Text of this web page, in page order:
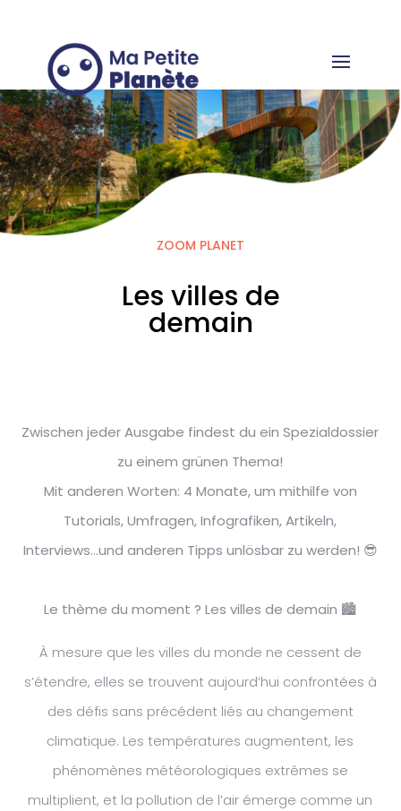
ZOOM PLANET
Les villes de
demain
Zwischen jeder Ausgabe findest du ein Spezialdossier
zu einem grünen Thema!
Mit anderen Worten: 4 Monate, um mithilfe von
Tutorials, Umfragen, Infografiken, Artikeln,
Interviews...und anderen Tipps unlösbar zu werden! 😎
Le thème du moment ? Les villes de demain 🏙
À mesure que les villes du monde ne cessent de
s’étendre, elles se trouvent aujourd’hui confrontées à
des défis sans précédent liés au changement
climatique. Les températures augmentent, les
phénomènes météorologiques extrêmes se
multiplient, et la pollution de l’air émerge comme un